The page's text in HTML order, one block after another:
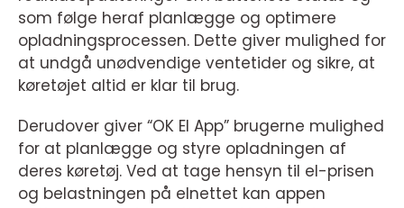
som følge heraf planlægge og optimere
opladningsprocessen. Dette giver mulighed for
at undgå unødvendige ventetider og sikre, at
køretøjet altid er klar til brug.
Derudover giver “OK El App” brugerne mulighed
for at planlægge og styre opladningen af
deres køretøj. Ved at tage hensyn til el-prisen
og belastningen på elnettet kan appen